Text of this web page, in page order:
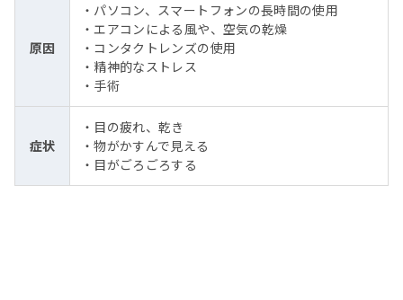
原因
・パソコン、スマートフォンの長時間の使用
・エアコンによる風や、空気の乾燥
・コンタクトレンズの使用
・精神的なストレス
・手術
症状
・目の疲れ、乾き
・物がかすんで見える
・目がごろごろする